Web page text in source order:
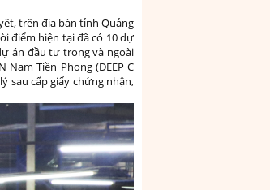
trên địa bàn tỉnh Quảng
điểm hiện tại đã có 10 dự
án đầu tư trong và ngoài
Nam Tiền Phong (DEEP C
sau cấp giấy chứng nhận,